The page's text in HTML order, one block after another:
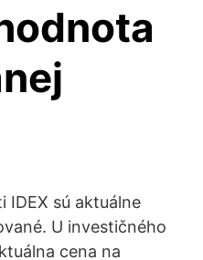
IDEX sú aktuálne
U investičného
cena na